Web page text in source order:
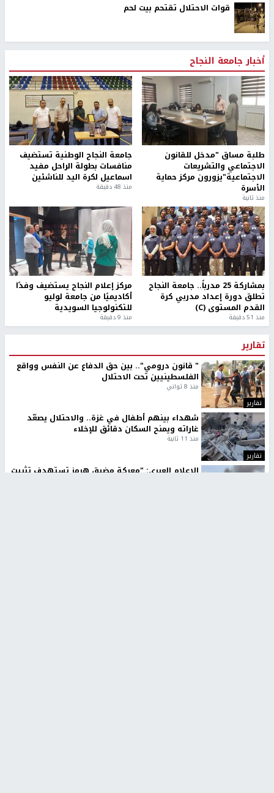
قوات الاحتلال تقتحم بيت لحم
أخبار جامعة النجاح
طلبة مساق "مدخل للقانون
الاجتماعي والتشريعات
الاجتماعية"يزورون مركز حماية
الأسرة
منذ ثانية
جامعة النجاح الوطنية تستضيف
منافسات بطولة الراحل مفيد
اسماعيل لكرة اليد للناشئين
منذ 48 دقيقة
بمشاركة 25 مدرباً.. جامعة النجاح
تطلق دورة إعداد مدربي كرة
القدم المستوى (C)
منذ 51 دقيقة
مركز إعلام النجاح يستضيف وفدًا
أكاديميًا من جامعة لوليو
للتكنولوجيا السويدية
منذ 9 دقيقة
تقارير
تقارير
" قانون درومي".. بين حق الدفاع عن النفس وواقع
الفلسطينيين تحت الاحتلال
منذ 8 ثواني
تقارير
شهداء بينهم أطفال في غزة.. والاحتلال يصعّد
غاراته ويمنح السكان دقائق للإخلاء
منذ 11 ثانية
الإعلام العبري: "معركة مضيق هرمز تستهدف تثبيت